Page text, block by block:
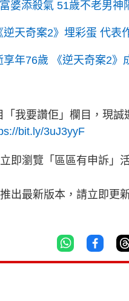
婆添殺氣 51歲不老男神
天奇案2》埋彩蛋 代表
年76歲 《逆天奇案2》
「我要讚佢」欄目，現
bit.ly/3uJ3yyF
即瀏覽「區區有申訴」
出最新版本，請立即更